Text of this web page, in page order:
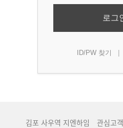
로그
ID/PW 찾기 |
김포 사우역 지엔하임 관심고